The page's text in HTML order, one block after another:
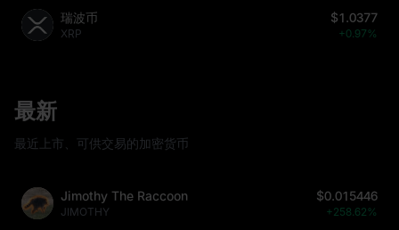
瑞波币
XRP
$1.0377
+0.97%
最新
最近上市、可供交易的加密货币
Jimothy The Raccoon
JIMOTHY
$0.015446
+258.62%